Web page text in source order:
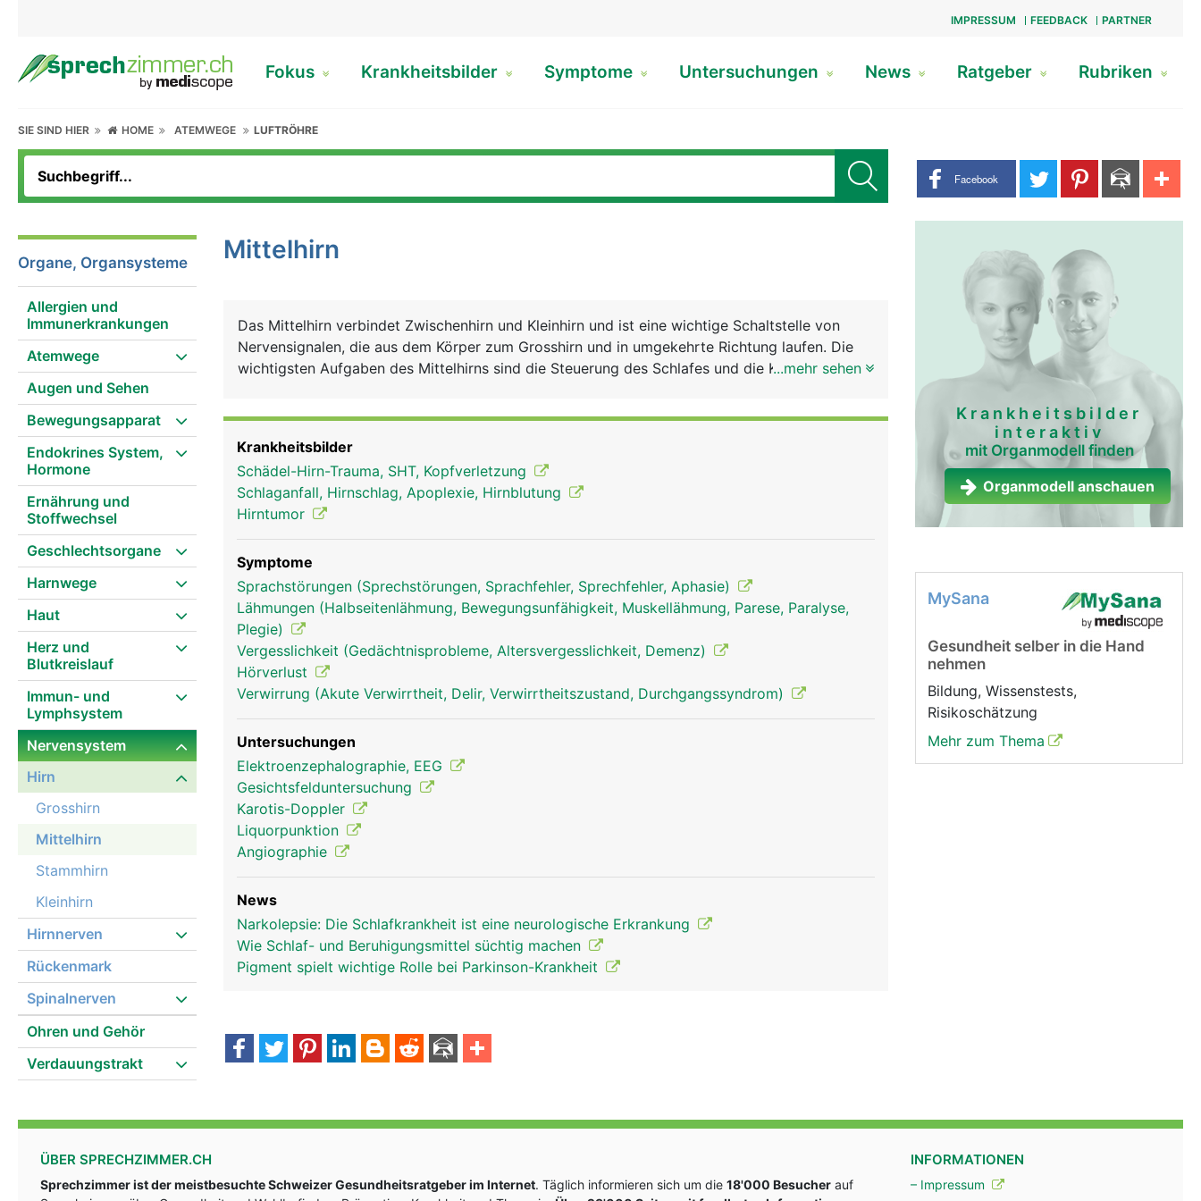
IMPRESSUM FEEDBACK PARTNER
Fokus Krankheitsbilder Symptome Untersuchungen News Ratgeber Rubriken
SIE SIND HIER HOME ATEMWEGE LUFTRÖHRE
Share buttons
Facebook
Organe, Organsysteme
Allergien und
Immunerkrankungen
Atemwege
Augen und Sehen
Bewegungsapparat
Endokrines System,
Hormone
Ernährung und
Stoffwechsel
Geschlechtsorgane
Harnwege
Haut
Herz und
Blutkreislauf
Immun- und
Lymphsystem
Nervensystem
Hirn
Grosshirn
Mittelhirn
Stammhirn
Kleinhirn
Hirnnerven
Rückenmark
Spinalnerven
Ohren und Gehör
Verdauungstrakt
Mittelhirn
Das Mittelhirn verbindet Zwischenhirn und Kleinhirn und ist eine wichtige Schaltstelle von
Nervensignalen, die aus dem Körper zum Grosshirn und in umgekehrte Richtung laufen. Die
wichtigsten Aufgaben des Mittelhirns sind die Steuerung des Schlafes und die Kontrolle der
Mittelhirn Frau
...mehr sehen
Krankheitsbilder
Schädel-Hirn-Trauma, SHT, Kopfverletzung
Schlaganfall, Hirnschlag, Apoplexie, Hirnblutung
Hirntumor
Symptome
Sprachstörungen (Sprechstörungen, Sprachfehler, Sprechfehler, Aphasie)
Lähmungen (Halbseitenlähmung, Bewegungsunfähigkeit, Muskellähmung, Parese, Paralyse,
Plegie)
Vergesslichkeit (Gedächtnisprobleme, Altersvergesslichkeit, Demenz)
Hörverlust
Verwirrung (Akute Verwirrtheit, Delir, Verwirrtheitszustand, Durchgangssyndrom)
Untersuchungen
Elektroenzephalographie, EEG
Gesichtsfelduntersuchung
Karotis-Doppler
Liquorpunktion
Angiographie
News
Narkolepsie: Die Schlafkrankheit ist eine neurologische Erkrankung
Wie Schlaf- und Beruhigungsmittel süchtig machen
Pigment spielt wichtige Rolle bei Parkinson-Krankheit
Krankheitsbilder
interaktiv
mit Organmodell finden
Organmodell anschauen
MySana
Gesundheit selber in die Hand
nehmen
Bildung, Wissenstests,
Risikoschätzung
Mehr zum Thema
ÜBER SPRECHZIMMER.CH
Sprechzimmer ist der meistbesuchte Schweizer Gesundheitsratgeber im Internet. Täglich informieren sich um die 18'000 Besucher auf
INFORMATIONEN
– Impressum